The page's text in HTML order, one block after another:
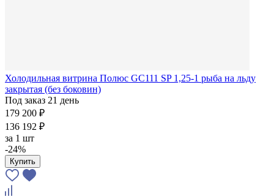
Холодильная витрина Полюс GC111 SP 1,25-1 рыба на льду
закрытая (без боковин)
Под заказ 21 день
179 200 ₽
136 192 ₽
за 1 шт
-24%
Купить